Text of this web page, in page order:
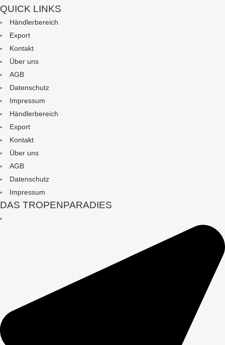
QUICK LINKS
Händlerbereich
Export
Kontakt
Über uns
AGB
Datenschutz
Impressum
Händlerbereich
Export
Kontakt
Über uns
AGB
Datenschutz
Impressum
DAS TROPENPARADIES